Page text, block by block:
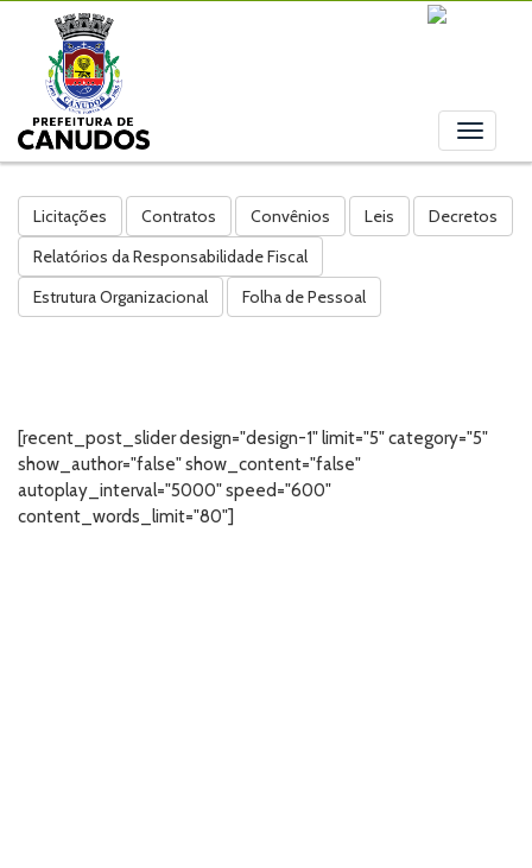
Toggle
Licitações Contratos Convênios Leis
Decretos
Relatórios da Responsabilidade Fiscal
Estrutura Organizacional
Folha de Pessoal
[recent_post_slider design="design-1" limit="5" category="5"
show_author="false" show_content="false"
autoplay_interval="5000" speed="600"
content_words_limit="80"]